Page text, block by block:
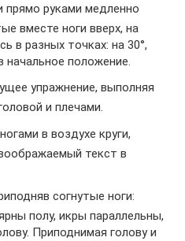
руками медленно
вместе ноги вверх, на
в разных точках: на 30°,
начальное положение.
упражнение, выполняя
и плечами.
в воздухе круги,
текст в
согнутые ноги:
полу, икры параллельны,
Приподнимая голову и